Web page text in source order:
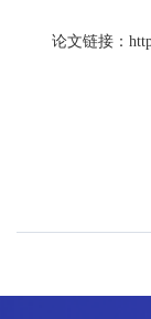
论文链接：